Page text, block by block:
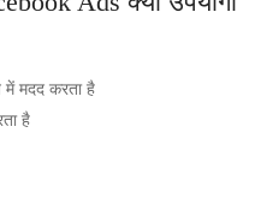
मदद करता है
है